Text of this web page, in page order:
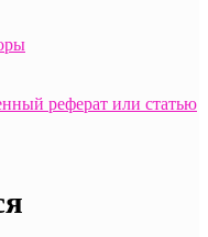
реферат или статью